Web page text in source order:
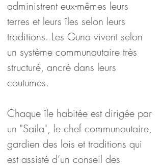
administrent eux-mêmes leurs
terres et leurs îles selon leurs
traditions. Les Guna vivent selon
un système communautaire très
structuré, ancré dans leurs
coutumes.
Chaque île habitée est dirigée par
un "Saila", le chef communautaire,
gardien des lois et traditions qui
est assisté d’un conseil des